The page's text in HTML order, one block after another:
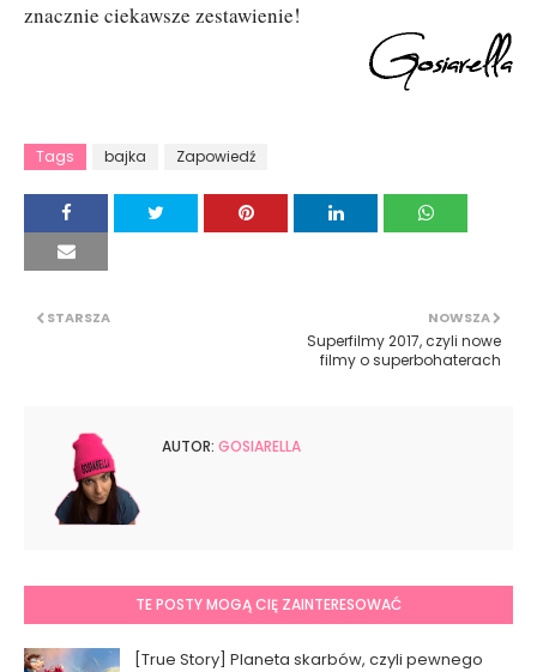
znacznie ciekawsze zestawienie!
Tags bajka Zapowiedź
NOWSZA
Superfilmy 2017, czyli nowe
filmy o superbohaterach
STARSZA
AUTOR: GOSIARELLA
TE POSTY MOGĄ CIĘ ZAINTERESOWAĆ
[True Story] Planeta skarbów, czyli pewnego